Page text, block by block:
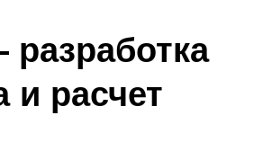
разработка
и расчет